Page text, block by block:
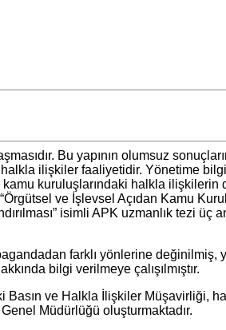
Bu yapının olumsuz
ilişkiler faaliyetidir. Yönetime
kuruluşlarındaki halkla
ve İşlevsel Açıdan Kamu
isimli APK uzmanlık tezi üç
farklı yönlerine değinilmiş,
bilgi verilmeye çalışılmıştır.
ve Halkla İlişkiler Müşavirliği,
Müdürlüğü oluşturmaktadır.